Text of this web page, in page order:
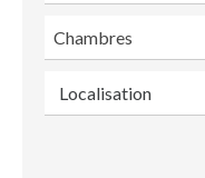
Chambres
Localisation